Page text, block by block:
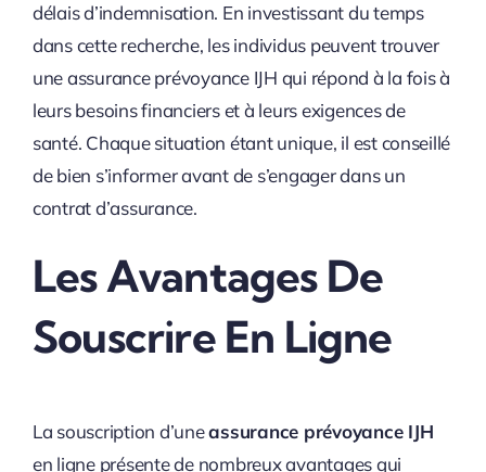
délais d’indemnisation. En investissant du temps
dans cette recherche, les individus peuvent trouver
une assurance prévoyance IJH qui répond à la fois à
leurs besoins financiers et à leurs exigences de
santé. Chaque situation étant unique, il est conseillé
de bien s’informer avant de s’engager dans un
contrat d’assurance.
Les Avantages De
Souscrire En Ligne
La souscription d’uneassurance prévoyance IJH
en ligne présente de nombreux avantages qui